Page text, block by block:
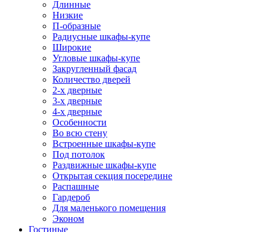
Длинные
Низкие
П-образные
Радиусные шкафы-купе
Широкие
Угловые шкафы-купе
Закругленный фасад
Количество дверей
2-х дверные
3-х дверные
4-х дверные
Особенности
Во всю стену
Встроенные шкафы-купе
Под потолок
Раздвижные шкафы-купе
Открытая секция посередине
Распашные
Гардероб
Для маленького помещения
Эконом
Гостиные